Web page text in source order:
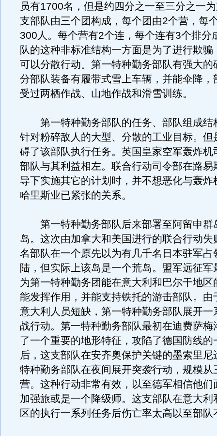
员有1700名，但是约四分之一至三分之一
支部队由三个团构成，每个团由2个营，每
300人。每个营有2个连，每个连有3个排分
队的这种非标准结构一方面是为了进行欺骗
可以分散行动。第一特种勤务部队有强大的
分部队装备有履带式雪上车辆，并能伞降，
受过两栖作战、山地作战和滑雪训练。
第一特种勤务部队的任务、部队组成结
针对粉碎敌人的大型、分散的工业目标。但
碍了该部队执行任务。英国皇家空军轰炸机
部队与其利益相左。联合行动司令部在路易
导下实施其它的计划时，并不想恶化与轰炸
哈里斯业已紧张的关系。
第一特种勤务部队后来部署至阿留申群
岛。这次由加拿大和美国进行的联合行动失
名部队在一个原先以为有几千名日本驻军占
陆，但实际上该岛是一个荒岛。盟军远征军
为第一特种勤务团能在意大利和巴尔干地区
能发挥作用，并能支持铁托的游击部队。由
意大利人员短缺，第一特种勤务部队展开一
战行动。第一特种勤务部队最初在迪费萨梅
了一个重要的地形特征，攻陷了德国防线的
后，这支部队在安齐奥保护关键的墨索里尼
特种勤务部队在夜间展开突袭行动，规模从
营。这种行动非常有效，以至德军相信他们
加强旅或是一个降级师。这支部队在意大利
区的执行一系列任务后伤亡率太高以至部队